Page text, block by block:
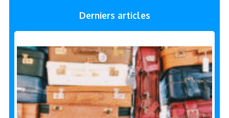
Derniers articles